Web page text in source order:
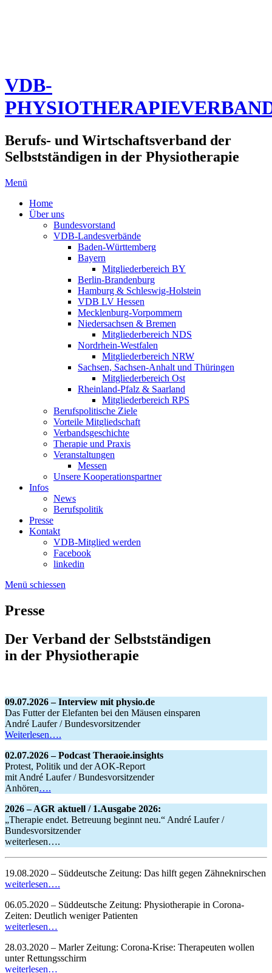
VDB-
Berufs- und Wirtschaftsverband der
Selbstständigen in der Physiotherapie
Menü
Home
Über uns
Bundesvorstand
VDB-Landesverbände
Baden-Württemberg
Bayern
Mitgliederbereich BY
Berlin-Brandenburg
Hamburg & Schleswig-Holstein
VDB LV Hessen
Mecklenburg-Vorpommern
Niedersachsen & Bremen
Mitgliederbereich NDS
Nordrhein-Westfalen
Mitgliederbereich NRW
Sachsen, Sachsen-Anhalt und Thüringen
Mitgliederbereich Ost
Rheinland-Pfalz & Saarland
Mitgliederbereich RPS
Berufspolitische Ziele
Vorteile Mitgliedschaft
Verbandsgeschichte
Therapie und Praxis
Veranstaltungen
Messen
Unsere Kooperationspartner
Infos
News
Berufspolitik
Presse
Kontakt
VDB-Mitglied werden
Facebook
linkedin
Menü schiessen
Presse
Der Verband der Selbstständigen
in der Physiotherapie
09.07.2026 – Interview mit physio.de
Das Futter der Elefanten bei den Mäusen einsparen
André Laufer / Bundesvorsitzender
Weiterlesen….
02.07.2026 – Podcast Theraoie.insights
Protest, Politik und der AOK-Report
mit André Laufer / Bundesvorsitzender
Anhören….
2026 – AGR aktuell / 1.Ausgabe 2026:
„Therapie endet. Betreuung beginnt neu.“ André Laufer /
Bundesvorsitzender
weiterlesen….
19.08.2020 – Süddeutsche Zeitung: Das hilft gegen Zähneknirschen
weiterlesen….
06.05.2020 – Süddeutsche Zeitung: Physiotherapie in Corona-
Zeiten: Deutlich weniger Patienten
weiterlesen…
28.03.2020 – Marler Zeitung: Corona-Krise: Therapeuten wollen
unter Rettungsschirm
weiterlesen…